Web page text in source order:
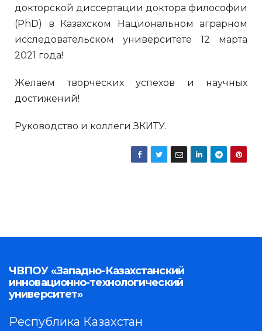
докторской диссертации доктора философии
(PhD) в Казахском Национальном аграрном
исследовательском университете 12 марта
2021 года!
Желаем творческих успехов и научных
достижений!
Руководство и коллеги ЗКИТУ.
ЧВПОУ «Западно-Казахстанский
инновационно-технологический
университет»
Республика Казахстан